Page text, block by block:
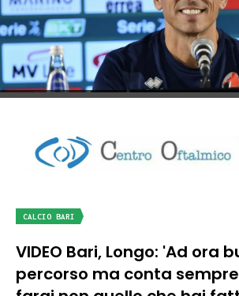
CALCIO BARI
VIDEO Bari, Longo: 'Ad ora
percorso ma conta